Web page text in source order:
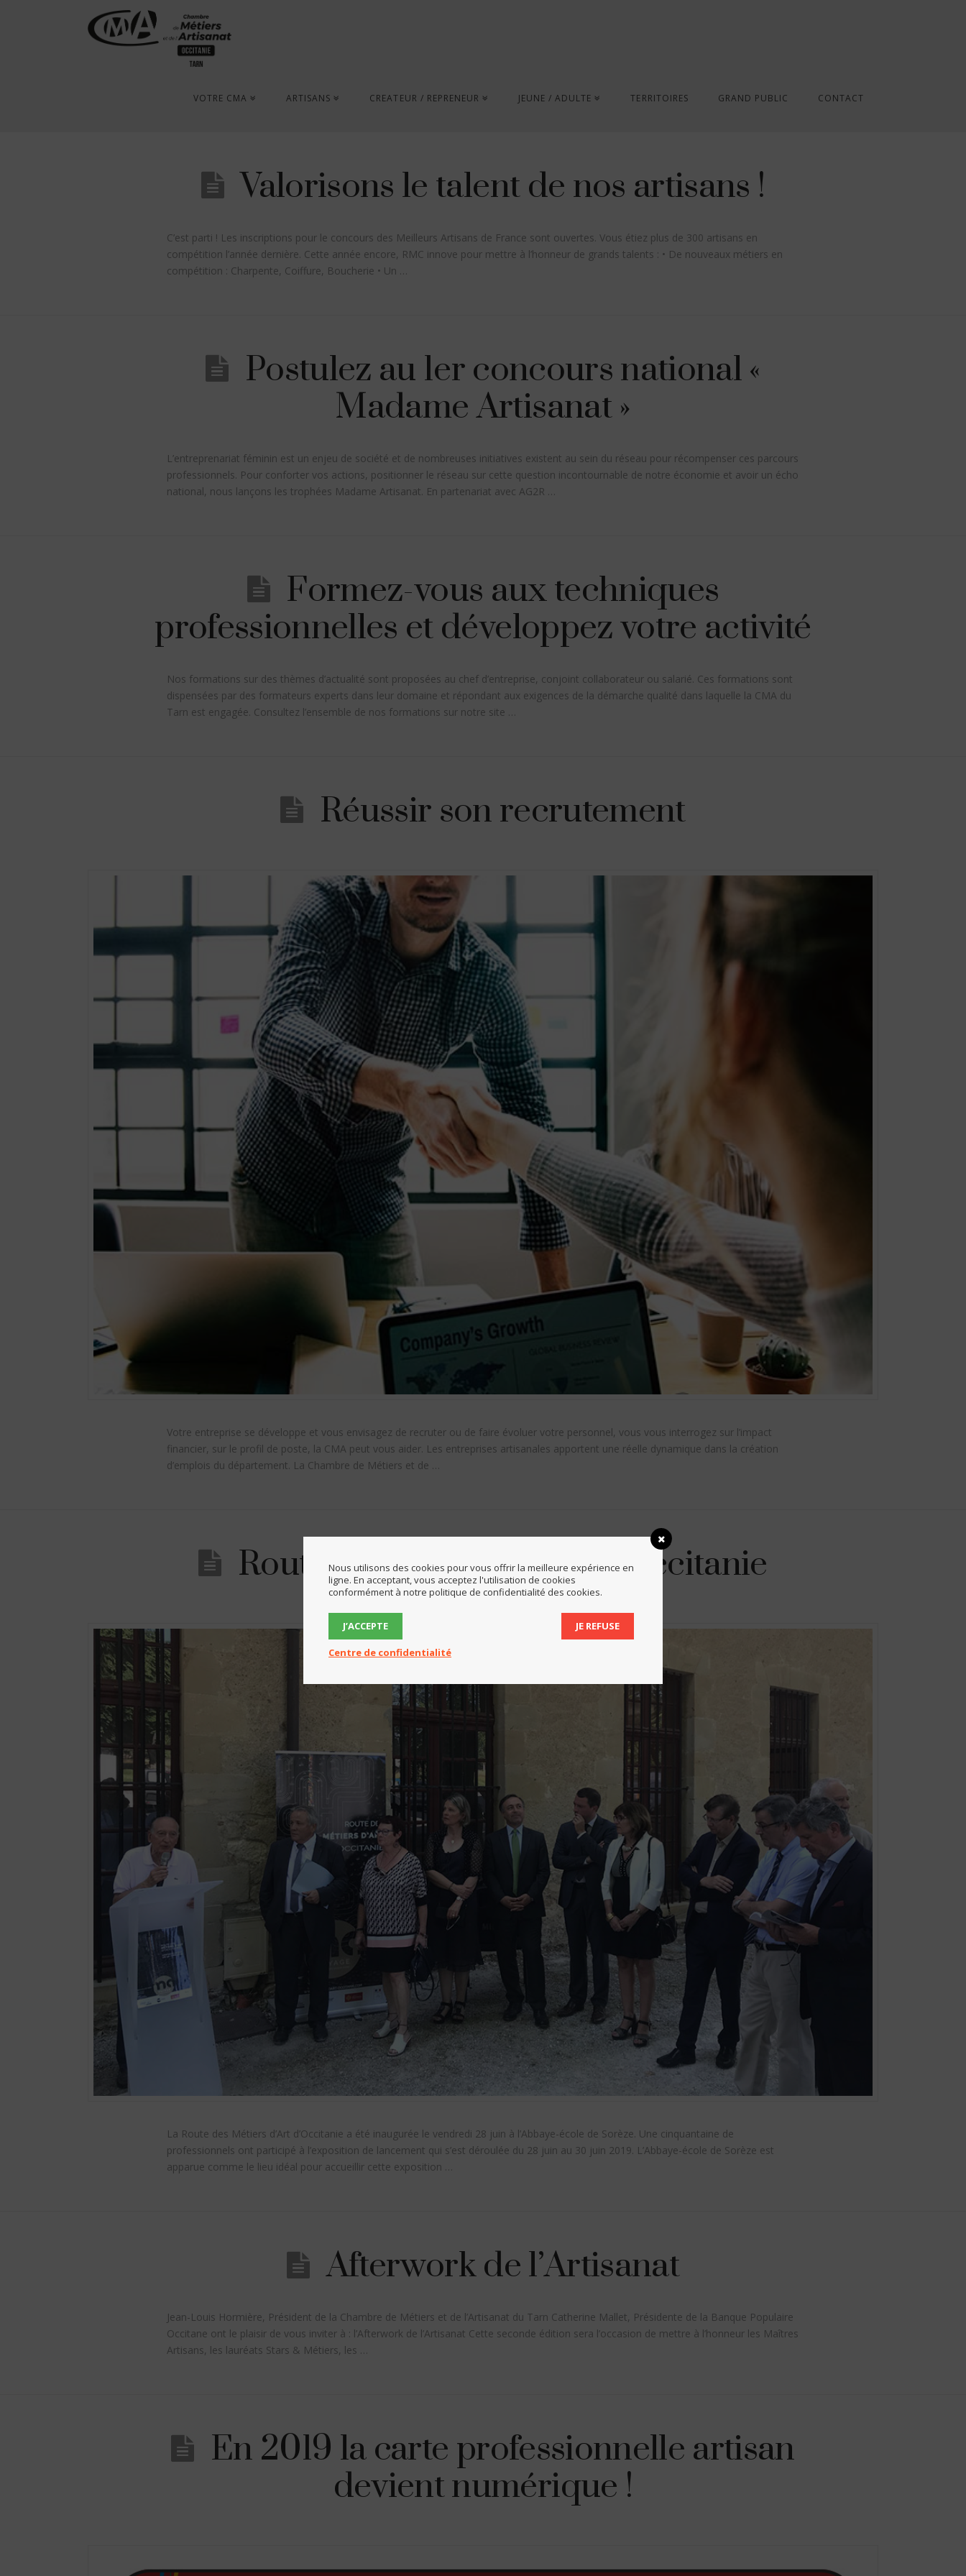
VOTRE CMA ARTISANS CREATEUR / REPRENEUR JEUNE / ADULTE TERRITOIRES GRAND PUBLIC CONTACT
Valorisons le talent de nos artisans !
C’est parti ! Les inscriptions pour le concours des Meilleurs Artisans de France sont ouvertes. Vous étiez plus de 300 artisans en
compétition l’année dernière. Cette année encore, RMC innove pour mettre à l’honneur de grands talents : • De nouveaux métiers en
compétition : Charpente, Coiffure, Boucherie • Un …
Postulez au 1er concours national «
Madame Artisanat »
L’entreprenariat féminin est un enjeu de société et de nombreuses initiatives existent au sein du réseau pour récompenser ces parcours
professionnels. Pour conforter vos actions, positionner le réseau sur cette question incontournable de notre économie et avoir un écho
national, nous lançons les trophées Madame Artisanat. En partenariat avec AG2R …
Formez-vous aux techniques
professionnelles et développez votre activité
Nos formations sur des thèmes d’actualité sont proposées au chef d’entreprise, conjoint collaborateur ou salarié. Ces formations sont
dispensées par des formateurs experts dans leur domaine et répondant aux exigences de la démarche qualité dans laquelle la CMA du
Tarn est engagée. Consultez l’ensemble de nos formations sur notre site …
Réussir son recrutement
Votre entreprise se développe et vous envisagez de recruter ou de faire évoluer votre personnel, vous vous interrogez sur l’impact
financier, sur le profil de poste, la CMA peut vous aider. Les entreprises artisanales apportent une réelle dynamique dans la création
d’emplois du département. La Chambre de Métiers et de …
Route des Métiers d’Art d’Occitanie
La Route des Métiers d’Art d’Occitanie a été inaugurée le vendredi 28 juin à l’Abbaye-école de Sorèze. Une cinquantaine de
professionnels ont participé à l’exposition de lancement qui s’est déroulée du 28 juin au 30 juin 2019. L’Abbaye-école de Sorèze est
apparue comme le lieu idéal pour accueillir cette exposition …
Afterwork de l’Artisanat
Jean-Louis Hormière, Président de la Chambre de Métiers et de l’Artisanat du Tarn Catherine Mallet, Présidente de la Banque Populaire
Occitane ont le plaisir de vous inviter à : l’Afterwork de l’Artisanat Cette seconde édition sera l’occasion de mettre à l’honneur les Maîtres
Artisans, les lauréats Stars & Métiers, les …
En 2019 la carte professionnelle artisan
devient numérique !
Nous utilisons des cookies pour vous offrir la meilleure expérience en
ligne. En acceptant, vous acceptez l'utilisation de cookies
conformément à notre politique de confidentialité des cookies.
J’ACCEPTE JE REFUSE
Centre de confidentialité